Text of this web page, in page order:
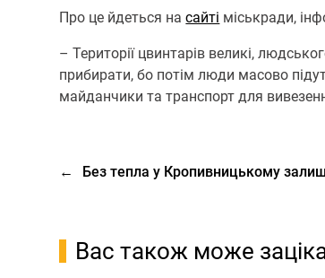
Про це йдеться насайті міськради,
– Території цвинтарів великі,
прибирати, бо потім люди масово
майданчики та транспорт для
← Без тепла у Кропивницькому
Вас також може